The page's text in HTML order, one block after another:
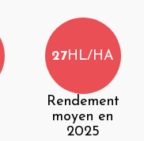
27HL/HA
Rendement
moyen en
2025